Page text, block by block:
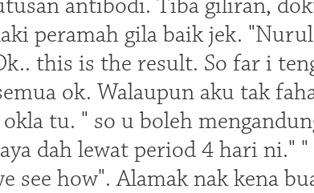
antibodi. Tiba giliran,
peramah gila baik jek.
this is the result. So far i
ok. Walaupun aku tak
tu. " so u boleh
dah lewat period 4 hari ni."
see how". Alamak nak kena